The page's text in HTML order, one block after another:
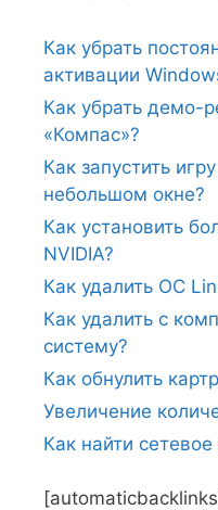
Как убрать
активации
Как убрать демо-
«Компас»?
Как запустить
небольшом окне?
Как установить
NVIDIA?
Как удалить ОС
Как удалить с
систему?
Как обнулить
Увеличение
Как найти